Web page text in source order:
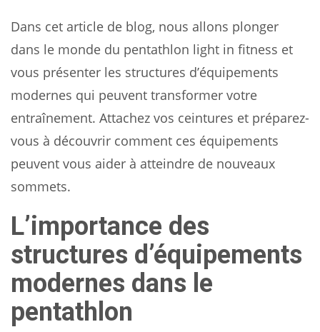
Dans cet article de blog, nous allons plonger
dans le monde du pentathlon light in fitness et
vous présenter les structures d’équipements
modernes qui peuvent transformer votre
entraînement. Attachez vos ceintures et préparez-
vous à découvrir comment ces équipements
peuvent vous aider à atteindre de nouveaux
sommets.
L’importance des
structures d’équipements
modernes dans le
pentathlon